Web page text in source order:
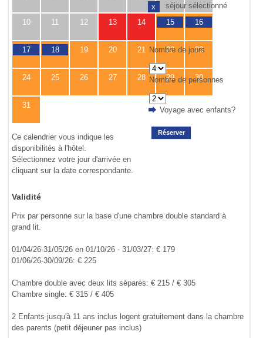
10 11 12 13 14 15 16
17 18 19 20 21 22 23
24 25 26 27 28 29 30
31
Ce calendrier vous indique les
disponibilités à l'hôtel.
Sélectionnez votre jour d'arrivée en
cliquant sur la date correspondante.
x
séjour sélectionné
Nombre de jours
Nombre de personnes
Voyage avec enfants?
Réserver
Validité
Prix par personne sur la base d'une chambre double standard à
grand lit.
01/04/26-31/05/26 en 01/10/26 - 31/03/27: € 179
01/06/26-30/09/26: € 225
Chambre double avec deux lits séparés: € 215 / € 305
Chambre single: € 315 / € 405
2 Enfants jusqu'à 11 ans inclus logent gratuitement dans la chambre
des parents (petit déjeuner pas inclus)